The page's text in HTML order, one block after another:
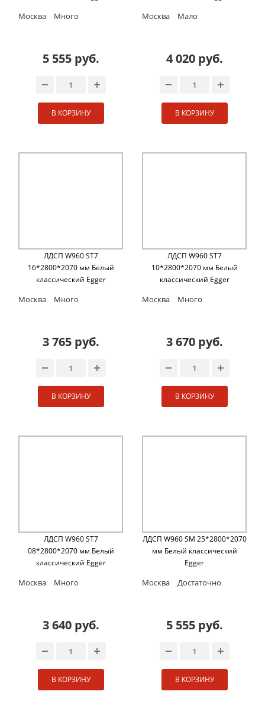
Москва Много
5 555 руб.
В КОРЗИНУ
Москва Мало
4 020 руб.
В КОРЗИНУ
ЛДСП W960 ST7
16*2800*2070 мм Белый
классический Egger
Москва Много
3 765 руб.
В КОРЗИНУ
ЛДСП W960 ST7
10*2800*2070 мм Белый
классический Egger
Москва Много
3 670 руб.
В КОРЗИНУ
ЛДСП W960 ST7
08*2800*2070 мм Белый
классический Egger
Москва Много
3 640 руб.
В КОРЗИНУ
ЛДСП W960 SM 25*2800*2070
мм Белый классический
Egger
Москва Достаточно
5 555 руб.
В КОРЗИНУ